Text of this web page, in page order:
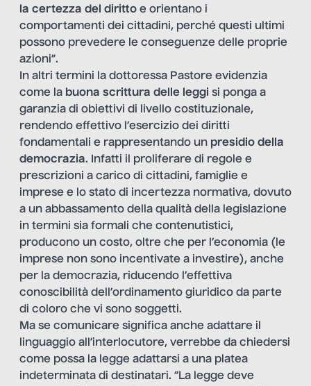
la certezza del diritto e orientano i
comportamenti dei cittadini, perché questi ultimi
possono prevedere le conseguenze delle proprie
azioni”.
In altri termini la dottoressa Pastore evidenzia
come la buona scrittura delle leggi si ponga a
garanzia di obiettivi di livello costituzionale,
rendendo effettivo l’esercizio dei diritti
fondamentali e rappresentando un presidio della
democrazia. Infatti il proliferare di regole e
prescrizioni a carico di cittadini, famiglie e
imprese e lo stato di incertezza normativa, dovuto
a un abbassamento della qualità della legislazione
in termini sia formali che contenutistici,
producono un costo, oltre che per l’economia (le
imprese non sono incentivate a investire), anche
per la democrazia, riducendo l’effettiva
conoscibilità dell’ordinamento giuridico da parte
di coloro che vi sono soggetti.
Ma se comunicare significa anche adattare il
linguaggio all’interlocutore, verrebbe da chiedersi
come possa la legge adattarsi a una platea
indeterminata di destinatari. “La legge deve